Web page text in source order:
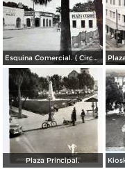
Esquina Comercial. ( Circulada el 21 de Septiembre de 1952 ).
Plaza Principal.